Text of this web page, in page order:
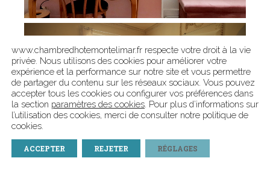
www.chambredhotemontelimar.fr respecte votre droit à la vie
privée. Nous utilisons des cookies pour améliorer votre
expérience et la performance sur notre site et vous permettre
de partager du contenu sur les réseaux sociaux. Vous pouvez
accepter tous les cookies ou configurer vos préférences dans
la section paramètres des cookies . Pour plus d’informations sur
l’utilisation des cookies, merci de consulter notre politique de
cookies.
ACCEPTER REJETER RÉGLAGES